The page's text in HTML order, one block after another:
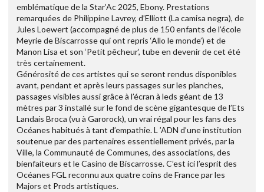
emblématique de la Star’Ac 2025, Ebony. Prestations
remarquées de Philippine Lavrey, d’Elliott (La camisa negra), de
Jules Loewert (accompagné de plus de 150 enfants de l’école
Meyrie de Biscarrosse qui ont repris ‘Allo le monde’) et de
Manon Lisa et son ‘Petit pêcheur’, tube en devenir de cet été
très certainement.
Générosité de ces artistes qui se seront rendus disponibles
avant, pendant et après leurs passages sur les planches,
passages visibles aussi grâce à l’écran à leds géant de 13
mètres par 3 installé sur le fond de scène gigantesque de l’Ets
Landais Broca (vu à Garorock), un vrai régal pour les fans des
Océanes habitués à tant d’empathie. L ’ADN d’une institution
soutenue par des partenaires essentiellement privés, par la
Ville, la Communauté de Communes, des associations, des
bienfaiteurs et le Casino de Biscarrosse. C’est ici l’esprit des
Océanes FGL reconnu aux quatre coins de France par les
Majors et Prods artistiques.